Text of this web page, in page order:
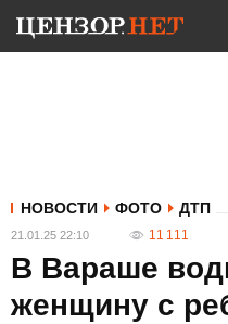
НОВОСТИ ФОТО ДТП
21.01.25 22:10 11 111
В Вараше
женщину с